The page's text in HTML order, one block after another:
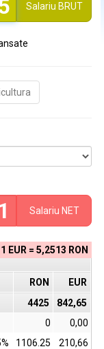
Salariu BRUT
Salariu NET
1 EUR = 5,2513 RON
RON
EUR
4425
842,65
0
0,00
1106.25
210,66